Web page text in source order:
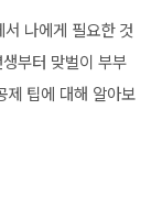
나에게 필요한 것
부터 맞벌이 부부
제 팁에 대해 알아보